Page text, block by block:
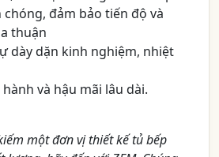
đảm bảo tiến độ và
thuận
dày dặn kinh nghiệm, nhiệt
và hậu mãi lâu dài.
một đơn vị thiết kế tủ bếp